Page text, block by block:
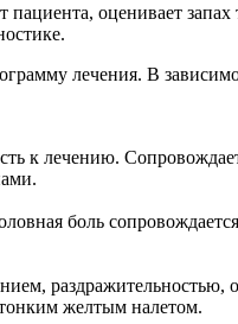
оценивает запах
лечения. В
к лечению.
боль
желтым налетом.